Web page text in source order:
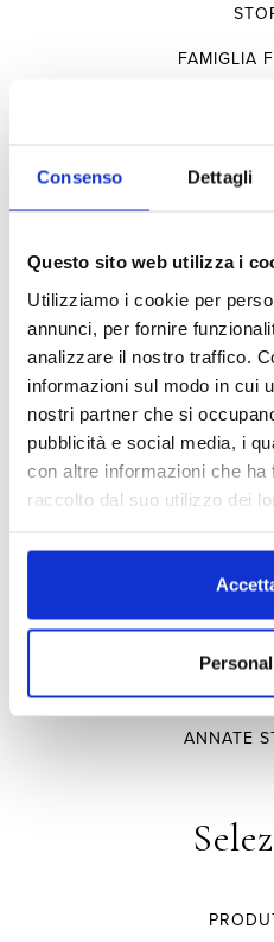
Consenso Dettagli
Questo sito web utilizza i
Utilizziamo i cookie per
annunci, per fornire
analizzare il nostro traffico.
informazioni sul modo in cui
nostri partner che si
pubblicità e social media, i
con altre informazioni che ha
raccolto dal suo utilizzo dei
FAMIGLIA
CAMPO
TENUTA
VIGNE A
ANNATE